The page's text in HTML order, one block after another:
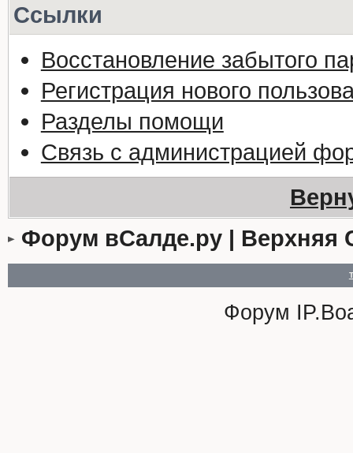
Ссылки
Восстановление забытого
Регистрация нового
Разделы помощи
Связь с администрацией
Форум вСалде.ру | Верхняя
Форум